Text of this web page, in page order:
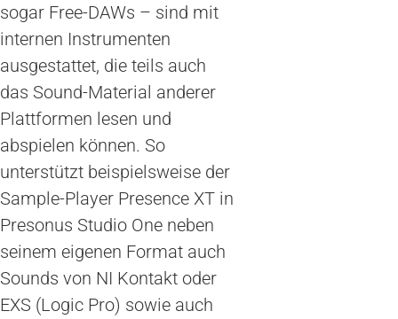
sogar Free-DAWs – sind mit
internen Instrumenten
ausgestattet, die teils auch
das Sound-Material anderer
Plattformen lesen und
abspielen können. So
unterstützt beispielsweise der
Sample-Player Presence XT in
Presonus Studio One neben
seinem eigenen Format auch
Sounds von NI Kontakt oder
EXS (Logic Pro) sowie auch